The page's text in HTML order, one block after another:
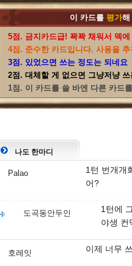
이 카드를 평가해
5점. 금지카드급! 꽉꽉 채워서 덱
4점. 준수한 카드입니다. 사용을 추
3점. 있었으면 쓰는 정도는 되네요
2점. 대체할 게 없으면 그냥저냥
1점. 이 카드를 쓸 바엔 다른 카드
나도 한마디
Palao
1턴 번개개
어?
도곡동안두인
1턴에
야생 컨
호레잇 이제 너무